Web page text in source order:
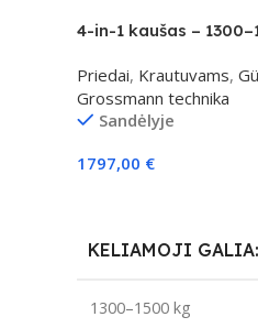
4-in-1 kaušas –
Priedai, Krautuvams,
Grossmann technika
Sandėlyje
1797,00 €
KELIAMOJI GALIA
1300–1500 kg